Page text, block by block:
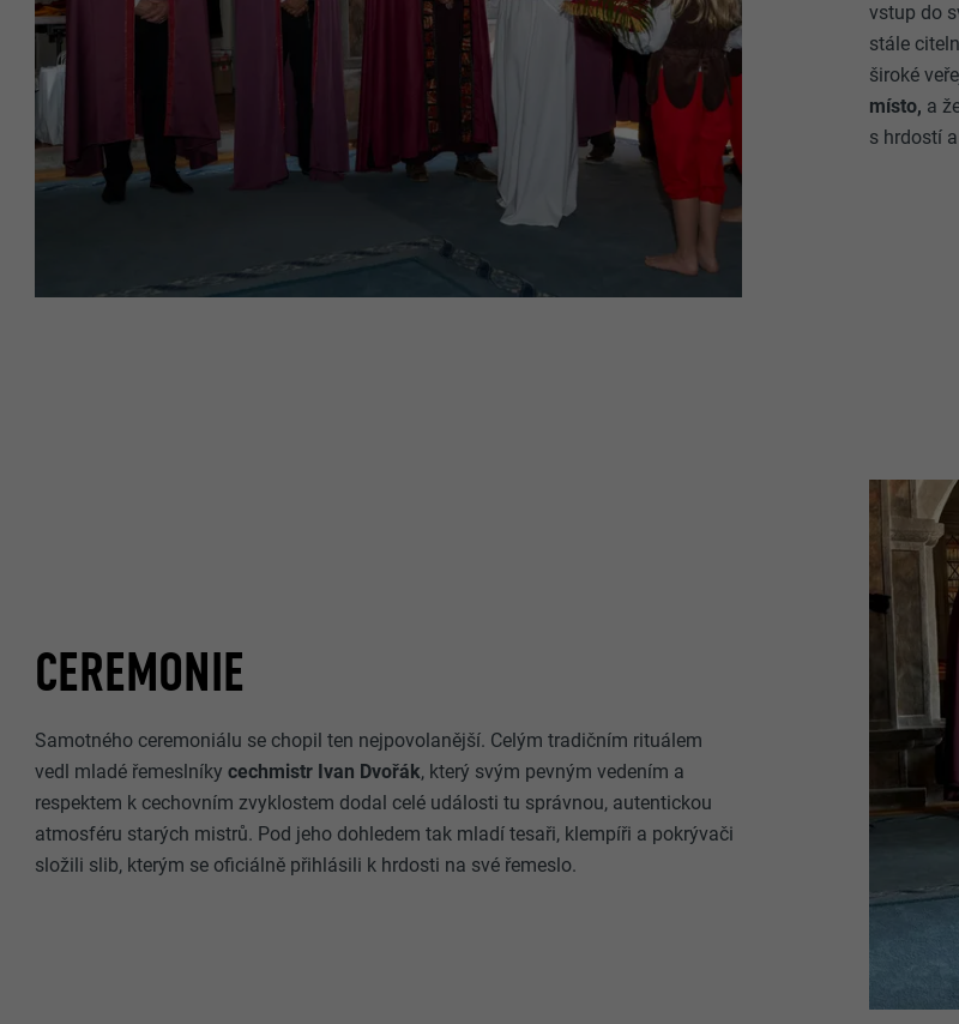
vstup do
stále
široké
místo, a
s hrdostí
CEREMONIE
Samotného ceremoniálu se chopil ten nejpovolanější. Celým tradičním rituálem
vedl mladé řemeslníkycechmistr Ivan Dvořák, který svým pevným vedením a
respektem k cechovním zvyklostem dodal celé události tu správnou, autentickou
atmosféru starých mistrů. Pod jeho dohledem tak mladí tesaři, klempíři a pokrývači
složili slib, kterým se oficiálně přihlásili k hrdosti na své řemeslo.